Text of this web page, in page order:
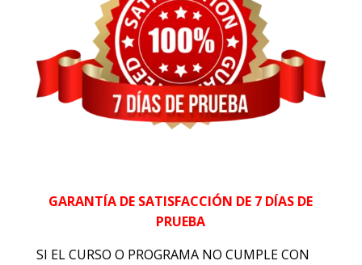
GARANTÍA DE SATISFACCIÓN DE 7 DÍAS DE
PRUEBA
SI EL CURSO O PROGRAMA NO CUMPLE CON